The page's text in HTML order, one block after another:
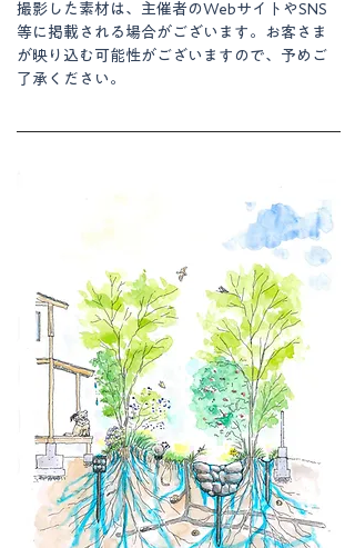
撮影した素材は、主催者のWebサイトやSNS
等に掲載される場合がございます。お客さま
が映り込む可能性がございますので、予めご
了承ください。